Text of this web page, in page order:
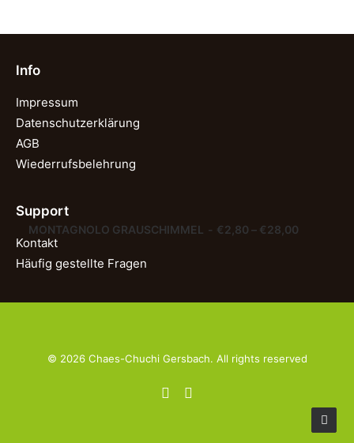
AUSFÜHRUNG WÄHLEN
MONTAGNOLO GRAUSCHIMMEL €2,80 – €28,00
Info
Impressum
Datenschutzerklärung
AGB
Wiederrufsbelehrung
Support
Kontakt
Häufig gestellte Fragen
© 2026 Chaes-Chuchi Gersbach. All rights reserved